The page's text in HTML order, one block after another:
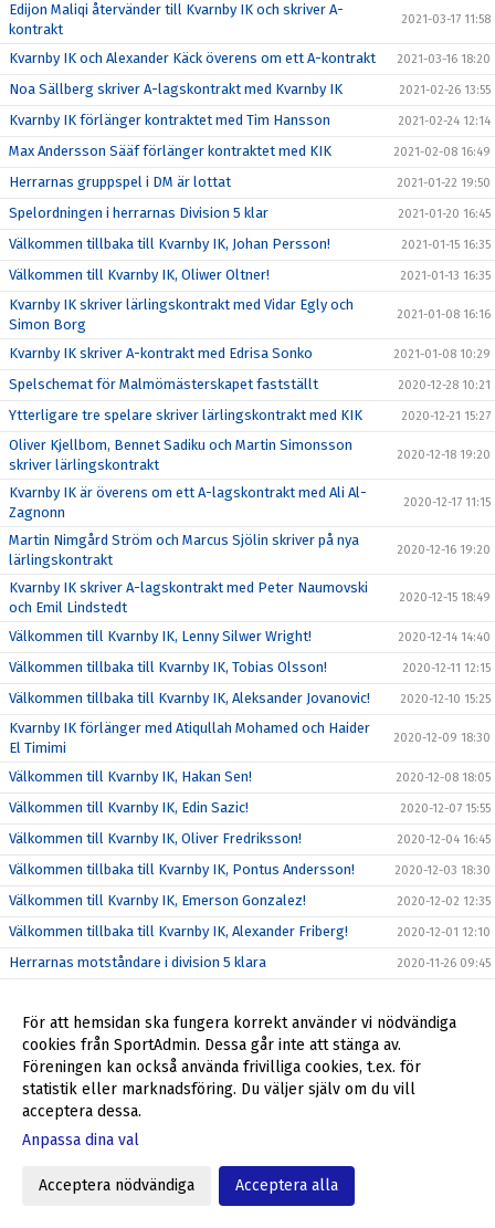
Edijon Maliqi återvänder till Kvarnby IK och skriver A-
kontrakt
2021-03-17 11:58
Kvarnby IK och Alexander Käck överens om ett A-kontrakt 2021-03-16 18:20
Noa Sällberg skriver A-lagskontrakt med Kvarnby IK 2021-02-26 13:55
Kvarnby IK förlänger kontraktet med Tim Hansson 2021-02-24 12:14
Max Andersson Sääf förlänger kontraktet med KIK 2021-02-08 16:49
Herrarnas gruppspel i DM är lottat 2021-01-22 19:50
Spelordningen i herrarnas Division 5 klar 2021-01-20 16:45
Välkommen tillbaka till Kvarnby IK, Johan Persson! 2021-01-15 16:35
Välkommen till Kvarnby IK, Oliwer Oltner! 2021-01-13 16:35
Kvarnby IK skriver lärlingskontrakt med Vidar Egly och
Simon Borg
2021-01-08 16:16
Kvarnby IK skriver A-kontrakt med Edrisa Sonko 2021-01-08 10:29
Spelschemat för Malmömästerskapet fastställt 2020-12-28 10:21
Ytterligare tre spelare skriver lärlingskontrakt med KIK 2020-12-21 15:27
Oliver Kjellbom, Bennet Sadiku och Martin Simonsson
skriver lärlingskontrakt
2020-12-18 19:20
Kvarnby IK är överens om ett A-lagskontrakt med Ali Al-
Zagnonn
2020-12-17 11:15
Martin Nimgård Ström och Marcus Sjölin skriver på nya
lärlingskontrakt
2020-12-16 19:20
Kvarnby IK skriver A-lagskontrakt med Peter Naumovski
och Emil Lindstedt
2020-12-15 18:49
Välkommen till Kvarnby IK, Lenny Silwer Wright! 2020-12-14 14:40
Välkommen tillbaka till Kvarnby IK, Tobias Olsson! 2020-12-11 12:15
Välkommen tillbaka till Kvarnby IK, Aleksander Jovanovic! 2020-12-10 15:25
Kvarnby IK förlänger med Atiqullah Mohamed och Haider
El Timimi
2020-12-09 18:30
Välkommen till Kvarnby IK, Hakan Sen! 2020-12-08 18:05
Välkommen till Kvarnby IK, Edin Sazic! 2020-12-07 15:55
Välkommen till Kvarnby IK, Oliver Fredriksson! 2020-12-04 16:45
Välkommen tillbaka till Kvarnby IK, Pontus Andersson! 2020-12-03 18:30
Välkommen till Kvarnby IK, Emerson Gonzalez! 2020-12-02 12:35
Välkommen tillbaka till Kvarnby IK, Alexander Friberg! 2020-12-01 12:10
Herrarnas motståndare i division 5 klara 2020-11-26 09:45
Förslag till serieindelning herrar div 5 2021 2020-11-05 09:30
Välkommen tillbaka till Kvarnby IK, Ulf Jansson!
Åkarps IF - Kvarnby IK 5-2 2020-10-06 13:55
Inför Åkarps IF - Kvarnby IK
Kvarnby IK - KSF Kosova 1-3
Inför Kvarnby IK - KSF Kosova IF
För att hemsidan ska fungera korrekt använder vi nödvändiga
cookies från SportAdmin. Dessa går inte att stänga av.
Föreningen kan också använda frivilliga cookies, t.ex. för
statistik eller marknadsföring. Du väljer själv om du vill
acceptera dessa.
Anpassa dina val
Acceptera nödvändiga Acceptera alla